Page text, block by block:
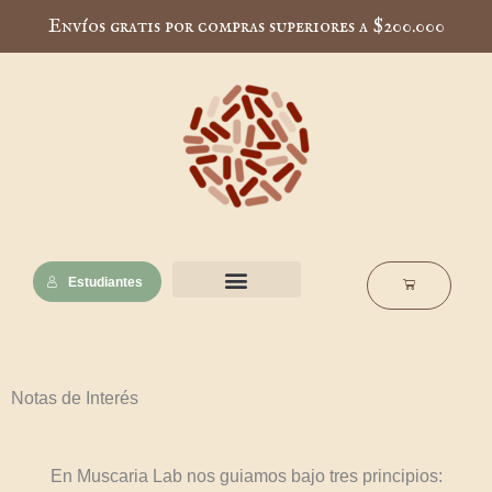
Envíos gratis por compras superiores a $200.000
Estudiantes Cart
Notas de Interés
En Muscaria Lab nos guiamos bajo tres principios: